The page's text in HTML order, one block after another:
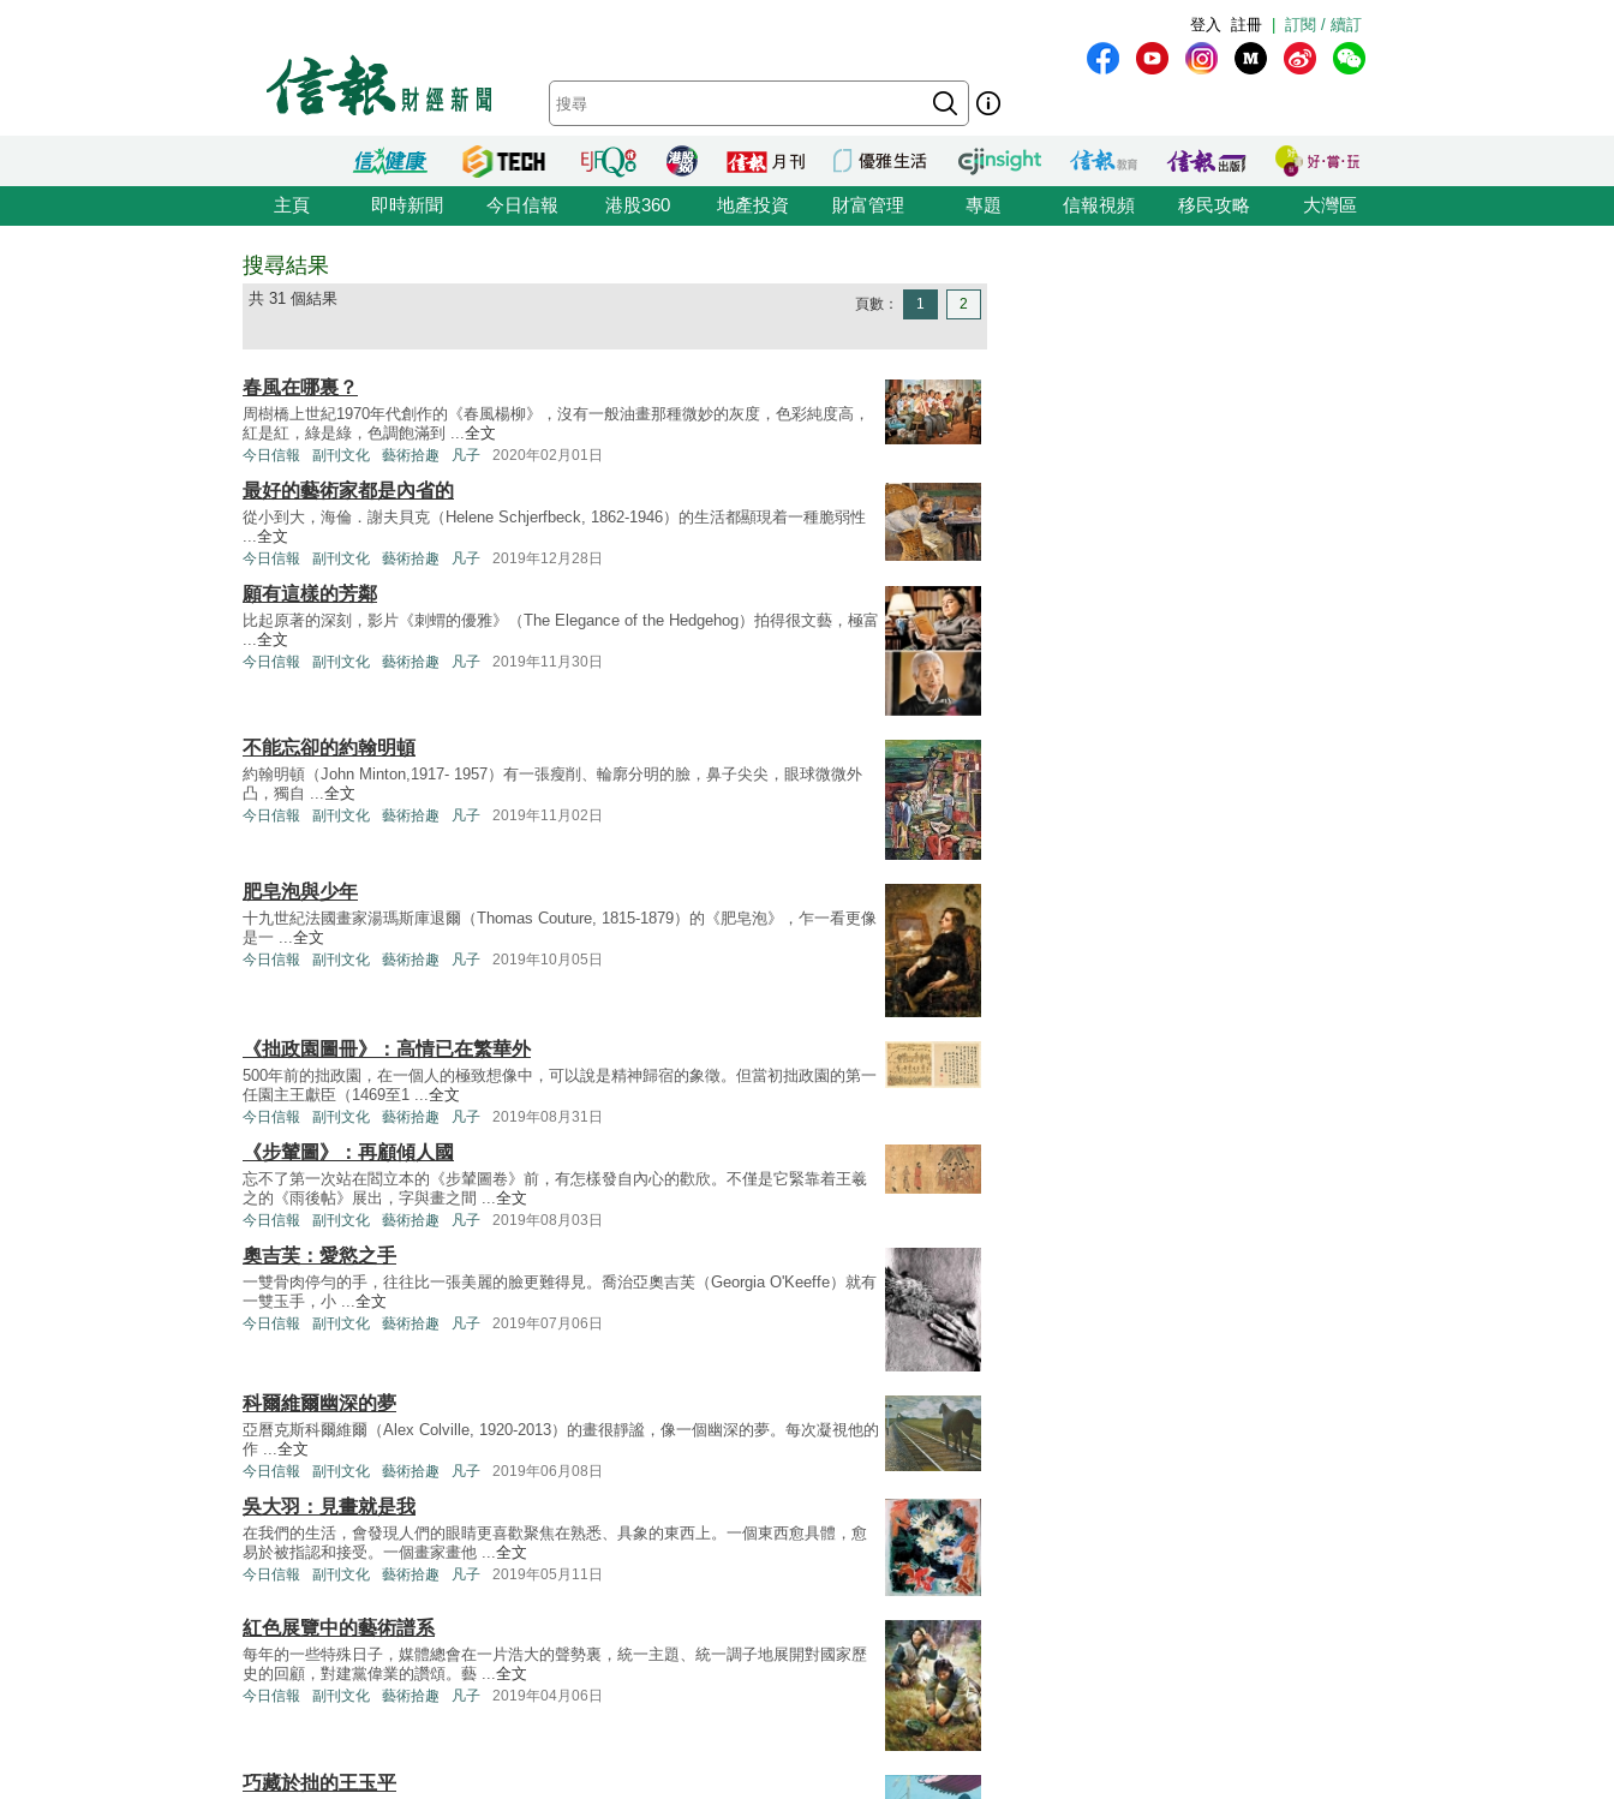
訂閱 / 續訂
註冊
登入
主頁 即時新聞 今日信報 港股360 地產投資 財富管理 專題 信報視頻 移民攻略 大灣區
搜尋結果
共 31 個結果 頁數： 1 2
春風在哪裏？
周樹橋上世紀1970年代創作的《春風楊柳》，沒有一般油畫那種微妙的灰度，色彩純度高，
紅是紅，綠是綠，色調飽滿到 ...全文
今日信報 副刊文化 藝術拾趣 凡子 2020年02月01日
最好的藝術家都是內省的
從小到大，海倫．謝夫貝克（Helene Schjerfbeck, 1862-1946）的生活都顯現着一種脆弱性
...全文
今日信報 副刊文化 藝術拾趣 凡子 2019年12月28日
願有這樣的芳鄰
比起原著的深刻，影片《刺蝟的優雅》（The Elegance of the Hedgehog）拍得很文藝，極富
...全文
今日信報 副刊文化 藝術拾趣 凡子 2019年11月30日
不能忘卻的約翰明頓
約翰明頓（John Minton,1917- 1957）有一張瘦削、輪廓分明的臉，鼻子尖尖，眼球微微外
凸，獨自 ...全文
今日信報 副刊文化 藝術拾趣 凡子 2019年11月02日
肥皂泡與少年
十九世紀法國畫家湯瑪斯庫退爾（Thomas Couture, 1815-1879）的《肥皂泡》，乍一看更像
是一 ...全文
今日信報 副刊文化 藝術拾趣 凡子 2019年10月05日
《拙政園圖冊》：高情已在繁華外
500年前的拙政園，在一個人的極致想像中，可以說是精神歸宿的象徵。但當初拙政園的第一
任園主王獻臣（1469至1 ...全文
今日信報 副刊文化 藝術拾趣 凡子 2019年08月31日
《步輦圖》：再顧傾人國
忘不了第一次站在閻立本的《步輦圖卷》前，有怎樣發自內心的歡欣。不僅是它緊靠着王羲
之的《雨後帖》展出，字與畫之間 ...全文
今日信報 副刊文化 藝術拾趣 凡子 2019年08月03日
奧吉芙：愛慾之手
一雙骨肉停勻的手，往往比一張美麗的臉更難得見。喬治亞奧吉芙（Georgia O'Keeffe）就有
一雙玉手，小 ...全文
今日信報 副刊文化 藝術拾趣 凡子 2019年07月06日
科爾維爾幽深的夢
亞曆克斯科爾維爾（Alex Colville, 1920-2013）的畫很靜謐，像一個幽深的夢。每次凝視他的
作 ... 全文
今日信報 副刊文化 藝術拾趣 凡子 2019年06月08日
吳大羽：見畫就是我
在我們的生活，會發現人們的眼睛更喜歡聚焦在熟悉、具象的東西上。一個東西愈具體，愈
易於被指認和接受。一個畫家畫他 ... 全文
今日信報 副刊文化 藝術拾趣 凡子 2019年05月11日
紅色展覽中的藝術譜系
每年的一些特殊日子，媒體總會在一片浩大的聲勢裏，統一主題、統一調子地展開對國家歷
史的回顧，對建黨偉業的讚頌。藝 ... 全文
今日信報 副刊文化 藝術拾趣 凡子 2019年04月06日
巧藏於拙的王玉平